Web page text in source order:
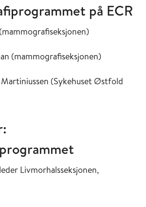
på ECR
(mammografiseksjonen)
(Sykehuset Østfold
Livmorhalsseksjonen,